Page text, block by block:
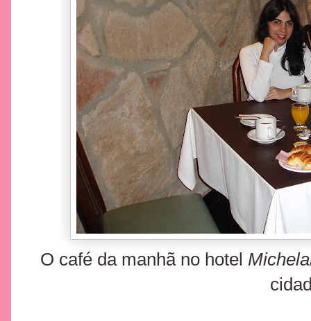
O café da manhã no hotel